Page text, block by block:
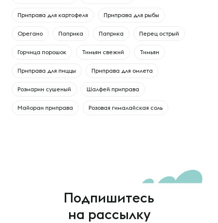
Приправа для картофеля Приправа для рыбы
Орегано Паприка Паприка Перец острый
Горчица порошок Тимьян свежий Тимьян
Приправа для пиццы Приправа для омлета
Розмарин сушеный Шалфей приправа
Майоран приправа Розовая гималайская соль
Подпишитесь
на рассылку